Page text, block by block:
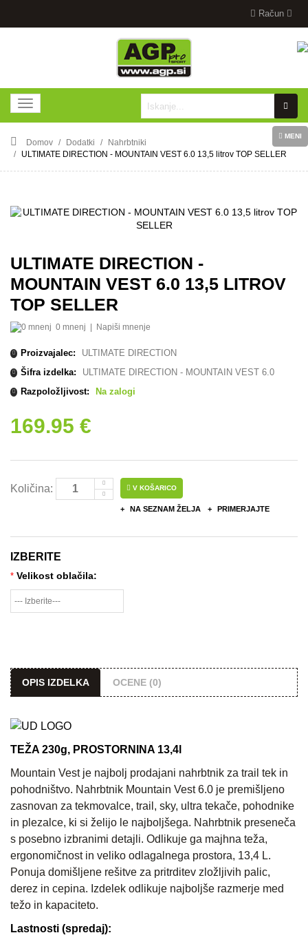
Račun
MENI
Domov Dodatki
Nahrbtniki
ULTIMATE DIRECTION - MOUNTAIN VEST 6.0 13,5 litrov TOP SELLER
ULTIMATE DIRECTION -
MOUNTAIN VEST 6.0 13,5 LITROV
TOP SELLER
0 mnenj Napiši mnenje
Proizvajalec:
ULTIMATE DIRECTION
Šifra izdelka:
ULTIMATE DIRECTION - MOUNTAIN VEST 6.0
Razpoložljivost:
Na zalogi
169.95 €
Količina: V KOŠARICO
NA SEZNAM ŽELJA PRIMERJAJTE
IZBERITE
* Velikost oblačila:
OPIS IZDELKA OCENE (0)
TEŽA 230g, PROSTORNINA 13,4l
Mountain Vest je najbolj prodajani nahrbtnik za trail tek in
pohodništvo. Nahrbtnik Mountain Vest 6.0 je premišljeno
zasnovan za tekmovalce, trail, sky, ultra tekače, pohodnike
in plezalce, ki si želijo le najboljšega. Nahrbtnik preseneča
s posebno izbranimi detajli. Odlikuje ga majhna teža,
ergonomičnost in veliko odlagalnega prostora, 13,4 L.
Ponuja domišljene rešitve za pritrditev zložljivih palic,
derez in cepina. Izdelek odlikuje najboljše razmerje med
težo in kapaciteto.
Lastnosti (spredaj):